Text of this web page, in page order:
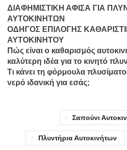
ΔΙΑΦΗΜΙΣΤΙΚΗ ΑΦΙΣΑ ΓΙΑ
ΑΥΤΟΚΙΝΗΤΩΝ
ΟΔΗΓΟΣ ΕΠΙΛΟΓΗΣ
ΑΥΤΟΚΙΝΗΤΟΥ
Πώς είναι ο καθαρισμός
καλύτερη ιδέα για το κινητό
Τι κάνει τη φόρμουλα
νερό ιδανική για εσάς;
Σαπούνι
Πλυντήρια Αυτοκινήτων